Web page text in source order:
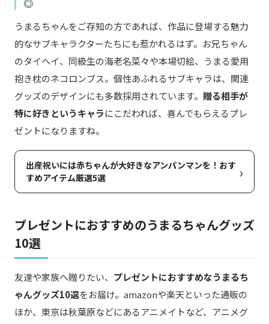
◎
うまるちゃんをご存知の方であれば、作品に登場する魅力
的なサブキャラクターたちにも惹かれるはず。お兄ちゃん
のタイヘイ、同級生の海老名菜々や本場切絵、うまる愛用
抱き枕のネコロンブス。個性あふれるサブキャラは、関連
グッズのデザインにも多数採用されています。 贈る相手が
特に好きというキャラにこだわれば、喜んでもらえるプレ
ゼントになりますね。
出産祝いには赤ちゃんが大好きなアンパンマンを！おす
すめアイテム厳選5選
›
プレゼントにおすすめのうまるちゃんグッズ
10選
友達や家族へ贈りたい、 プレゼントにおすすめなうまるち
ゃんグッズ10選をお届け。amazonや楽天といった通販の
ほか、東京は秋葉原などにあるアニメイトなど、アニメグ